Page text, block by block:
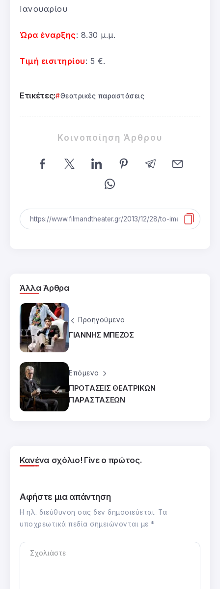
Ιανουαρίου
Ώρα έναρξης: 8.30 μ.μ.
Τιμή εισιτηρίου: 5 €.
Ετικέτες: Θεατρικές παραστάσεις
Κοινοποίηση Άρθρου
Άλλα Άρθρα
Προηγούμενο
ΓΙΑΝΝΗΣ ΜΠΕΖΟΣ
Επόμενο
ΠΡΟΤΑΣΕΙΣ ΘΕΑΤΡΙΚΩΝ
ΠΑΡΑΣΤΑΣΕΩΝ
Κανένα σχόλιο! Γίνε ο πρώτος.
Αφήστε μια απάντηση
Η ηλ. διεύθυνση σας δεν δημοσιεύεται. Τα
υποχρεωτικά πεδία σημειώνονται με *